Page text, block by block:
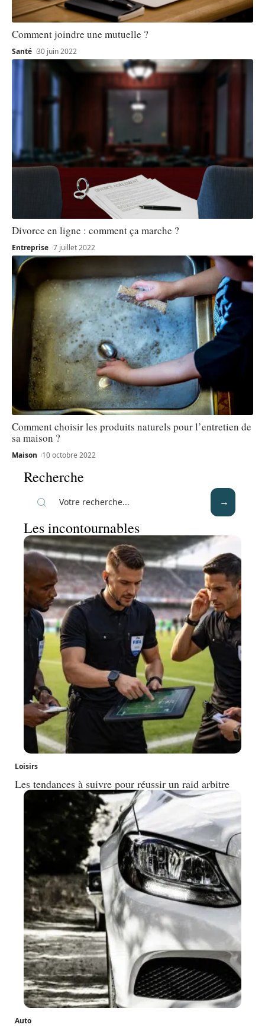
Comment joindre une mutuelle ?
Santé 30 juin 2022
Divorce en ligne : comment ça marche ?
Entreprise 7 juillet 2022
Comment choisir les produits naturels pour l’entretien de
sa maison ?
Maison 10 octobre 2022
Recherche
Les incontournables
Loisirs
Les tendances à suivre pour réussir un raid arbitre
Auto